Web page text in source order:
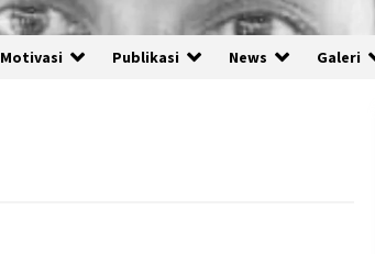
Motivasi Publikasi News Galeri